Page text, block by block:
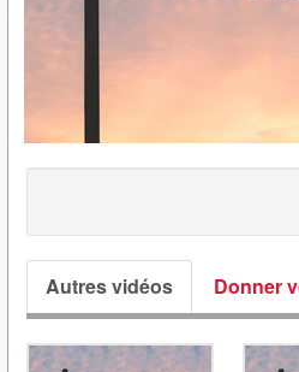
Autres vidéos Donner